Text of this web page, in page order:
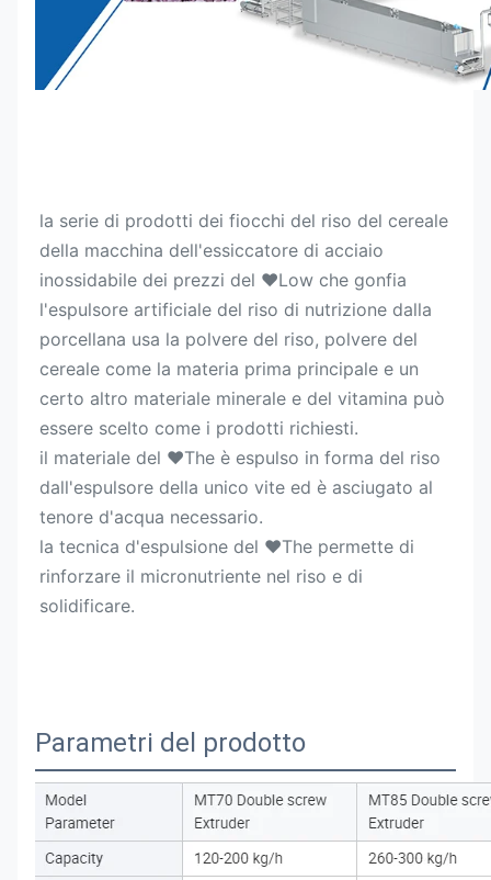
la serie di prodotti dei fiocchi del riso del cereale
della macchina dell'essiccatore di acciaio
inossidabile dei prezzi del ♥Low che gonfia
l'espulsore artificiale del riso di nutrizione dalla
porcellana usa la polvere del riso, polvere del
cereale come la materia prima principale e un
certo altro materiale minerale e del vitamina può
essere scelto come i prodotti richiesti.
il materiale del ♥The è espulso in forma del riso
dall'espulsore della unico vite ed è asciugato al
tenore d'acqua necessario.
la tecnica d'espulsione del ♥The permette di
rinforzare il micronutriente nel riso e di
solidificare.
Parametri del prodotto